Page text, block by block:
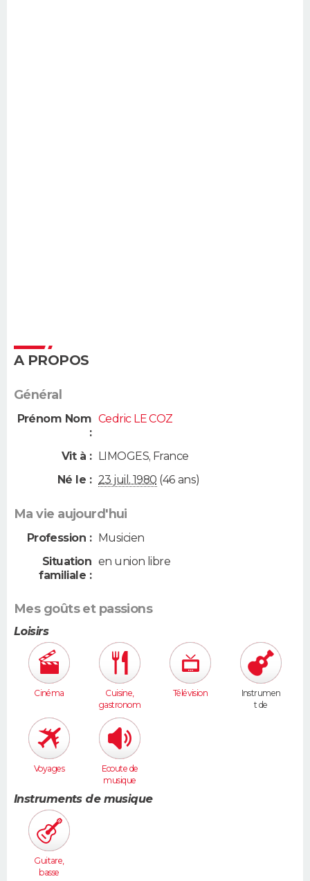
A PROPOS
Général
Prénom Nom
:
Cedric LE COZ
Vit à : LIMOGES, France
Né le : 23 juil. 1980 (46 ans)
Ma vie aujourd'hui
Profession : Musicien
Situation
familiale :
en union libre
Mes goûts et passions
Loisirs
Cinéma
Cuisine,
gastronom
ie
Télévision
Instrumen
t de
Voyages
Ecoute de
musique
Instruments de musique
Guitare,
basse